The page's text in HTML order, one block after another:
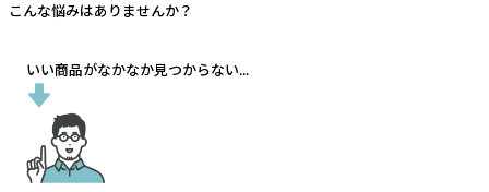
こんな悩みはありませんか？
いい商品がなかなか見つからない...